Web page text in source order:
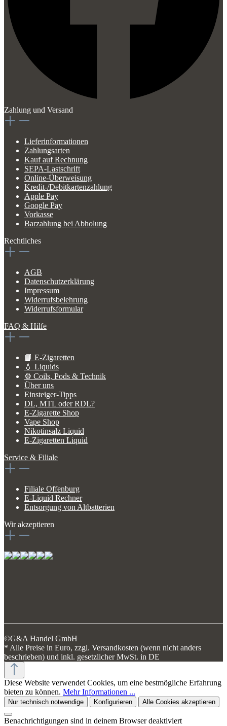
Zahlung und Versand
Lieferinformationen
Zahlungsarten
Kauf auf Rechnung
SEPA-Lastschrift
Online-Überweisung
Kredit-/Debitkartenzahlung
Apple Pay
Google Pay
Vorkasse
Barzahlung bei Abholung
Rechtliches
AGB
Datenschutzerklärung
Impressum
Widerrufsbelehrung
Widerrufsformular
FAQ & Hilfe
📘 E-Zigaretten
💧 Liquids
⚙️ Coils, Pods & Technik
Über uns
Einsteiger-Tipps
DL, MTL oder RDL?
E-Zigarette Shop
Vape Shop
Nikotinsalz Liquid
E-Zigaretten Liquid
Service & Filiale
Filiale Offenburg
E-Liquid Rechner
Entsorgung von Altbatterien
Wir akzeptieren
©G&A Handel GmbH
* Alle Preise in Euro, zzgl. Versandkosten (wenn nicht anders
beschrieben) und inkl. gesetzlicher MwSt. in DE
Diese Website verwendet Cookies, um eine bestmögliche Erfahrung
bieten zu können. Mehr Informationen ...
Nur technisch notwendige Konfigurieren Alle Cookies akzeptieren
Benachrichtigungen sind in deinem Browser deaktiviert